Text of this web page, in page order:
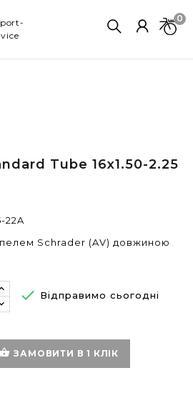
0
Tube 16x1.50-2.25
22A
Schrader (AV) довжиною
 Відправимо сьогодні
shopping_basket ЗАМОВИТИ В 1 КЛІК